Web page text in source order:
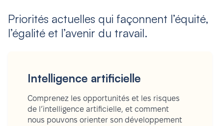
Priorités actuelles qui façonnent l’équité,
l’égalité et l’avenir du travail.
Intelligence artificielle
Comprenez les opportunités et les risques
de l’intelligence artificielle, et comment
nous pouvons orienter son développement